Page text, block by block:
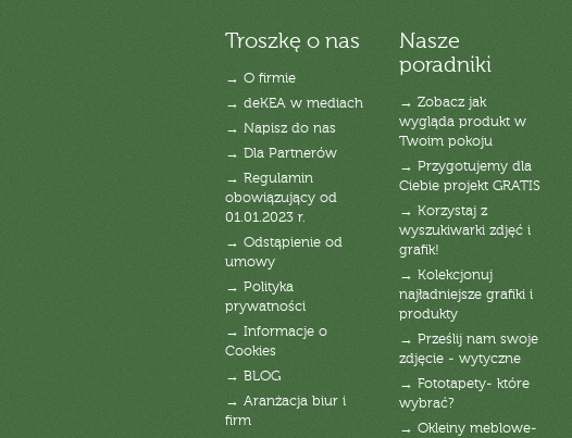
Troszkę o nas
→ O firmie
→ deKEA w mediach
→ Napisz do nas
→ Dla Partnerów
→ Regulamin
obowiązujący od
01.01.2023 r.
→ Odstąpienie od
umowy
→ Polityka
prywatności
→ Informacje o
Cookies
→ BLOG
→ Aranżacja biur i
firm
Nasze
poradniki
→ Zobacz jak
wygląda produkt w
Twoim pokoju
→ Przygotujemy dla
Ciebie projekt GRATIS
→ Korzystaj z
wyszukiwarki zdjęć i
grafik!
→ Kolekcjonuj
najładniejsze grafiki i
produkty
→ Prześlij nam swoje
zdjęcie - wytyczne
→ Fototapety- które
wybrać?
→ Okleiny meblowe-